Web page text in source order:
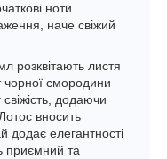
ноти
наче свіжий
розквітають листя
чорної смородини
додаючи
вносить
додає елегантності
приємний та